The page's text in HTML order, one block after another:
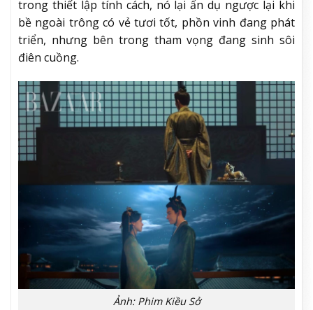
trong thiết lập tính cách, nó lại ẩn dụ ngược lại khi
bề ngoài trông có vẻ tươi tốt, phồn vinh đang phát
triển, nhưng bên trong tham vọng đang sinh sôi
điên cuồng.
Ảnh: Phim Kiều Sở